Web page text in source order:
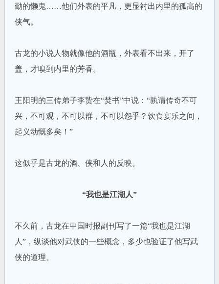
勤的懒鬼……他们外表的平凡，更显衬出内里的孤高的
侠气。
古龙的小说人物就像他的酒瓶，外表看不出来，开了
盖，才嗅到内里的芳香。
王阳明的三传弟子李贽在“焚书”中说：“孰谓传奇不可
兴，不可观，不可以群，不可以怨乎？饮食宴乐之间，
起义动慨多矣！”
这似乎是古龙的酒、侠和人的反映。
“我也是江湖人”
不久前，古龙在中国时报副刊写了一篇“我也是江湖
人”，纵谈他对武侠的一些概念，多少也验证了他写武
侠的道理。